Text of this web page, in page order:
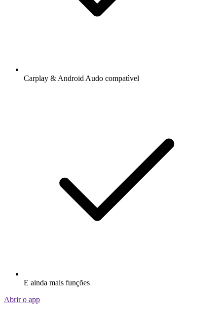
Carplay & Android Audo compatìvel
E ainda mais funções
Abrir o app